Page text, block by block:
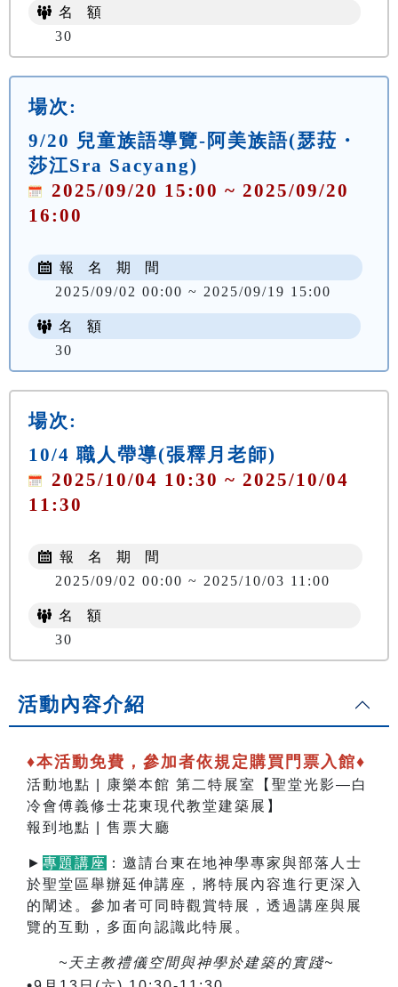
名 額
30
場次:
9/20 兒童族語導覽-阿美族語(瑟菈・
莎江Sra Sacyang)
2025/09/20 15:00 ~ 2025/09/20
16:00
報 名 期 間
2025/09/02 00:00 ~ 2025/09/19 15:00
名 額
30
場次:
10/4 職人帶導(張釋月老師)
2025/10/04 10:30 ~ 2025/10/04
11:30
報 名 期 間
2025/09/02 00:00 ~ 2025/10/03 11:00
名 額
30
活動內容介紹
♦本活動免費，參加者依規定購買門票入館♦
活動地點 | 康樂本館 第二特展室【聖堂光影—白
冷會傅義修士花東現代教堂建築展】
報到地點 | 售票大廳
► 專題講座 ：邀請台東在地神學專家與部落人士
於聖堂區舉辦延伸講座，將特展內容進行更深入
的闡述。參加者可同時觀賞特展，透過講座與展
覽的互動，多面向認識此特展。
~天主教禮儀空間與神學於建築的實踐~